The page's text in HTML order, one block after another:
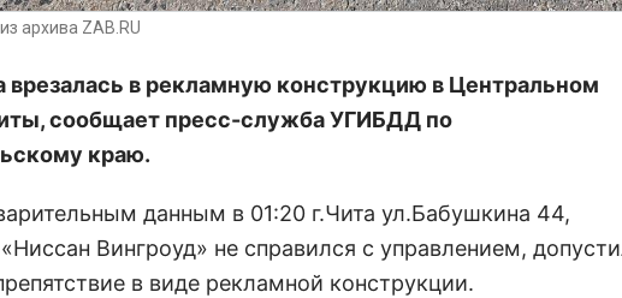
архива ZAB.RU
врезалась в рекламную конструкцию в Центральном
сообщает пресс-служба УГИБДД по
краю.
данным в 01:20 г.Чита ул.Бабушкина 44,
Вингроуд» не справился с управлением,
в виде рекламной конструкции.